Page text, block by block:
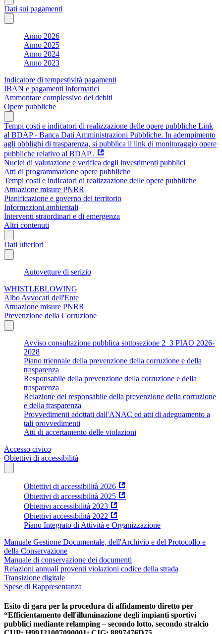
Dati sui pagamenti
Anno 2026
Anno 2025
Anno 2024
Anno 2023
Indicatore di tempestività pagamenti
IBAN e pagamenti informatici
Ammontare complessivo dei debiti
Opere pubbliche
Tempi costi e indicatori di realizzazione delle opere pubbliche Link
al BDAP - Banca Dati Amministrazioni Pubbliche. In adempimento
agli obblighi di trasparenza, si pubblica il link di monitoraggio opere
pubbliche relativo al BDAP .
Nuclei di valutazione e verifica degli investimenti pubblici
Atti di programmazione opere pubbliche
Tempi costi e indicatori di realizzazione delle opere pubbliche
Attuazione misure PNRR
Pianificazione e governo del territorio
Informazioni ambientali
Interventi straordinari e di emergenza
Altri contenuti
Dati ulteriori
Autovetture di serizio
WHISTLEBLOWING
Albo Avvocati dell'Ente
Attuazione misure PNRR
Prevenzione della Corruzione
Avviso consultazione pubblica sottosezione 2_3 PIAO 2026-
2028
Piano triennale della prevenzione della corruzione e della
trasparenza
Responsabile della prevenzione della corruzione e della
trasparenza
Relazione del responsabile della prevenzione della corruzione
e della trasparenza
Provvedimenti adottati dall'ANAC ed atti di adeguamento a
tali provvedimenti
Atti di accertamento delle violazioni
Accesso civico
Obiettivi di accessibilità
Obiettivi di accessibilità 2026
Obiettivi di accessibilità 2025
Obiettivi accessibilità 2023
Obiettivi accessibilità 2022
Piano Integrato di Attività e Organizzazione
Manuale Gestione Documentale, dell'Archivio e del Protocollo e
della Conservazione
Manuale di conservazione dei documenti
Relazioni annuali proventi violazioni codice della strada
Transizione digitale
Spese di Rappresentanza
Esito di gara per la procedura di affidamento diretto per
“Efficientamento dell'illuminazione degli impianti sportivi
pubblici mediante relamping – secondo lotto, secondo stralcio